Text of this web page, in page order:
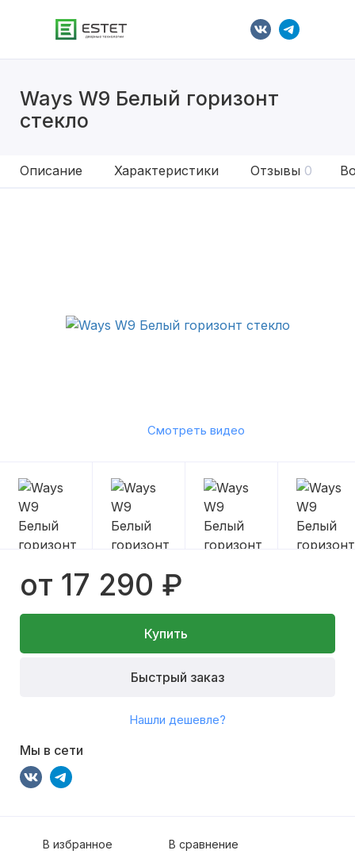
Ways W9 Белый горизонт
стекло
Описание Характеристики Отзывы 0
Смотреть видео
от 17 290 ₽
Купить
Быстрый заказ
Нашли дешевле?
Мы в сети
В избранное В сравнение